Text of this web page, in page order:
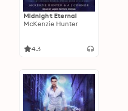
Midnight Eternal
McKenzie Hunter
4.3